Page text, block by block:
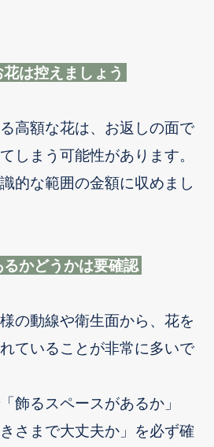
は控えましょう
高額な花は、お返しの面で
しまう可能性があります。
的な範囲の金額に収めまし
かどうかは要確認
の動線や衛生面から、花を
ていることが非常に多いで
飾るスペースがあるか」
さまで大丈夫か」を必ず確